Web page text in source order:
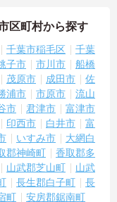
区町村から探す
千葉市稲毛区
千葉
子市 市川市
船橋
茂原市 成田市
佐
浦市 市原市
流山
市 君津市
富津市
印西市 白井市
富
いすみ市
大網白
郡神崎町
香取郡多
山武郡芝山町
山武
長生郡白子町
長
町 安房郡鋸南町